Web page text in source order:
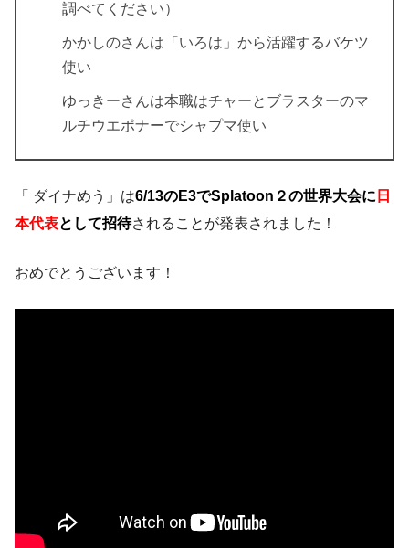
調べてください）
かかしのさんは「いろは」から活躍するバケツ
使い
ゆっきーさんは本職はチャーとブラスターのマ
ルチウエポナーでシャプマ使い
「 ダイナめう」は6/13のE3でSplatoon２の世界大会に 日
本代表として招待されることが発表されました！
おめでとうございます！